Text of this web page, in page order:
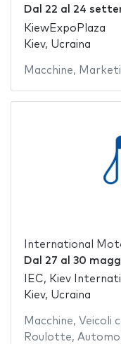
Dal 22 al 24
KiewExpoPlaza
Kiev, Ucraina
Macchine,
International
Dal 27 al 30
IEC, Kiev
Kiev, Ucraina
Macchine, Veicoli
Roulotte,